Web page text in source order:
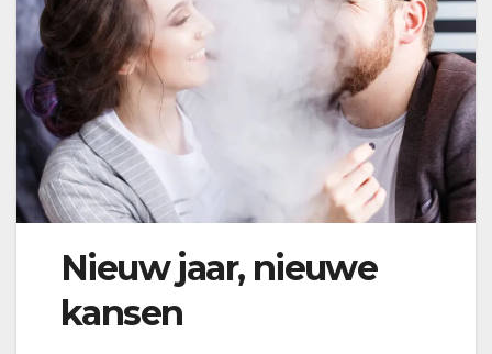
Nieuw jaar, nieuwe
kansen